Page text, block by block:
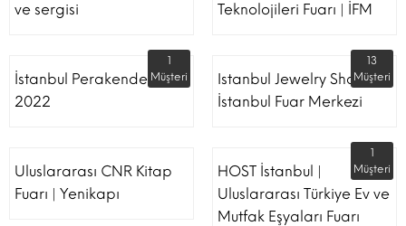
ve sergisi
Teknolojileri Fuarı | İFM
İstanbul Perakende Fuarı
2022
1
Müşteri
Istanbul Jewelry Show |
İstanbul Fuar Merkezi
13
Müşteri
Uluslararası CNR Kitap
Fuarı | Yenikapı
HOST İstanbul |
Uluslararası Türkiye Ev ve
Mutfak Eşyaları Fuarı
1
Müşteri